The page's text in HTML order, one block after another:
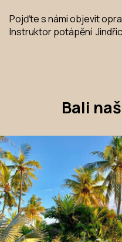
Pojďte s námi objevit
Instruktor potápění
Bali